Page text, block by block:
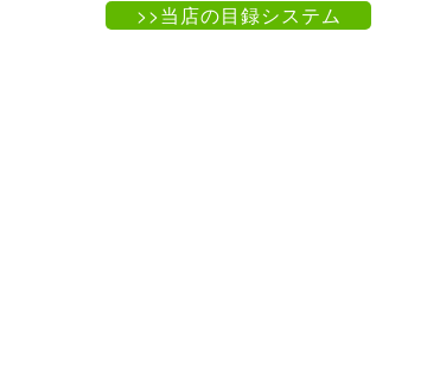
>>当店の目録システム